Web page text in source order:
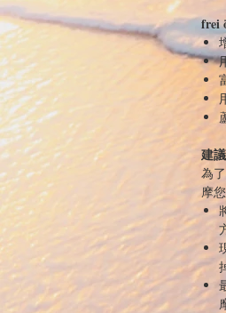
frei
建
為
摩